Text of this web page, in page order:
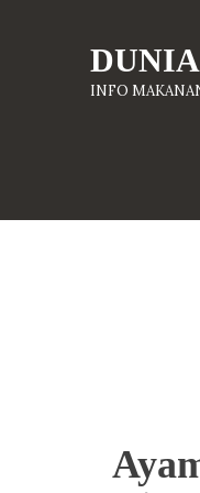
INFO